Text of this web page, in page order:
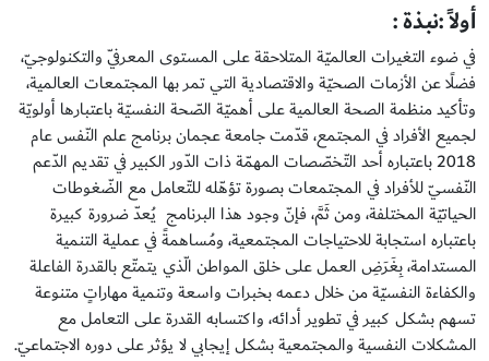
أولاً :نبذة :
في ضوء التغيرات العالميّة المتلاحقة على المستوى المعرفيّ والتكنولوجيّ،
فضلًا عن الأزمات الصحيّة والاقتصادية التي تمر بها المجتمعات العالمية،
وتأكيد منظمة الصحة العالمية على أهميّة الصّحة النفسيّة باعتبارها أولويّة
لجميع الأفراد في المجتمع، قدّمت جامعة عجمان برنامج علم النّفس عام
2018 باعتباره أحد التّخصّصات المهمّة ذات الدّور الكبير في تقديم الدّعم
النّفسيّ للأفراد في المجتمعات بصورة تؤهّله للتّعامل مع الضّغوطات
الحياتيّة المختلفة، ومن ثَمَّ، فإنّ وجود هذا البرنامج يُعدّ ضرورة كبيرة
باعتباره استجابة للاحتياجات المجتمعية، ومُساهمةً في عملية التنمية
المستدامة، بِغَرَضِ العمل على خلق المواطن الّذي يتمتّع بالقدرة الفاعلة
والكفاءة النفسيّة من خلال دعمه بخبرات واسعة وتنمية مهاراتٍ متنوعة
تسهم بشكل كبير في تطوير أدائه، واكتسابه القدرة على التعامل مع
المشكلات النفسية والمجتمعية بشكل إيجابي لا يؤثر على دوره الاجتماعيّ.